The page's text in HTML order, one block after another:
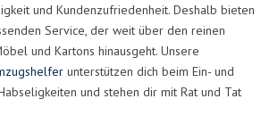
und Kundenzufriedenheit. Deshalb bieten
Service, der weit über den reinen
und Kartons hinausgeht. Unsere
unterstützen dich beim Ein- und
und stehen dir mit Rat und Tat